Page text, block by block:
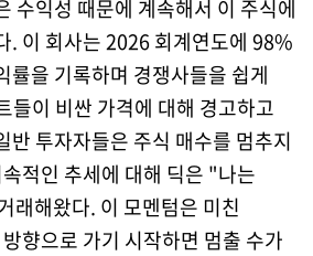
수익성 때문에 계속해서 이 주식에
. 이 회사는 2026 회계연도에 98%
률을 기록하며 경쟁사들을 쉽게
들이 비싼 가격에 대해 경고하고
반 투자자들은 주식 매수를 멈추지
적인 추세에 대해 딕은 "나는
래해왔다. 이 모멘텀은 미친
향으로 가기 시작하면 멈출 수가